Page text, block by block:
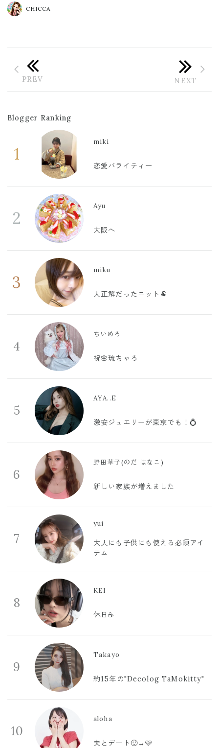
#家族命
CHICCA
Blogger Ranking
1
miki
恋愛バライティー
2
Ayu
大阪へ
3
miku
大正解だったニット🐏
4
ちいめろ
祝🌸琉ちゃろ
5
AYA..E
激安ジュエリーが東京でも！💍
6
野田華子(のだ はなこ)
新しい家族が増えました
7
yui
大人にも子供にも使える必須アイ
テム
8
KEI
休日☕️
9
Takayo
約15年の"Decolog TaMokitty"
10
aloha
夫とデート🙂‍↔️🩷